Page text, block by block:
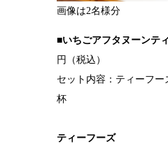
画像は2名様分
■いちごアフタヌーンテ
円（税込）
セット内容：ティーフー
杯
ティーフーズ